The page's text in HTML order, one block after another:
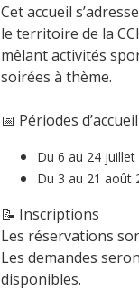
Cet accueil
le territoire de la
mêlant activités
soirées à thème.
📅 Périodes d’accueil
Du 6 au 24
Du 3 au 21 août
📝 Inscriptions
Les réservations
Les demandes
disponibles.